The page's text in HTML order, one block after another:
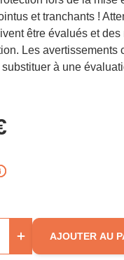
et tranchants !
être évalués et
Les avertissements
à une
AJOUTER AU